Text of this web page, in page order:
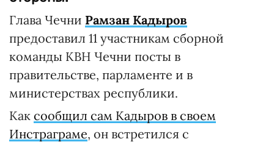
Глава Чечни Рамзан Кадыров
предоставил 11 участникам сборной
команды КВН Чечни посты в
правительстве, парламенте и в
министерствах республики.
Как сообщил сам Кадыров в своем
Инстраграме, он встретился с